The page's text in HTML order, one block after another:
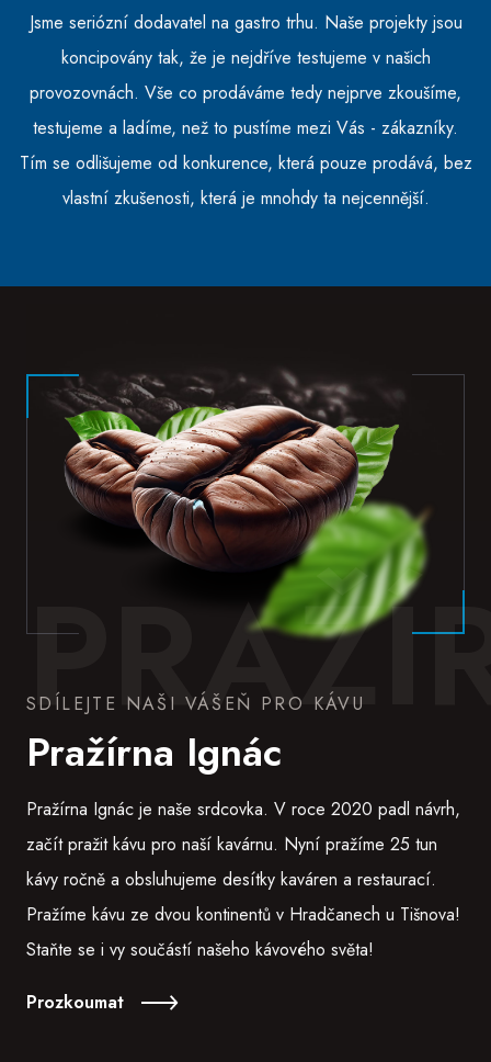
Jsme seriózní dodavatel na gastro trhu. Naše projekty jsou
koncipovány tak, že je nejdříve testujeme v našich
provozovnách. Vše co prodáváme tedy nejprve zkoušíme,
testujeme a ladíme, než to pustíme mezi Vás - zákazníky.
Tím se odlišujeme od konkurence, která pouze prodává, bez
vlastní zkušenosti, která je mnohdy ta nejcennější.
SDÍLEJTE NAŠI VÁŠEŇ PRO KÁVU
Pražírna Ignác
Pražírna Ignác je naše srdcovka. V roce 2020 padl návrh,
začít pražit kávu pro naší kavárnu. Nyní pražíme 25 tun
kávy ročně a obsluhujeme desítky kaváren a restaurací.
Pražíme kávu ze dvou kontinentů v Hradčanech u Tišnova!
Staňte se i vy součástí našeho kávového světa!
Prozkoumat